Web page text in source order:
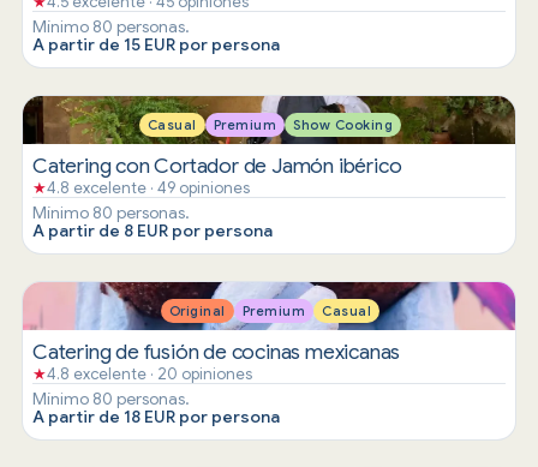
Mínimo 80 personas.
A partir de 15 EUR por persona
Casual Premium Show Cooking
Catering con Cortador de Jamón ibérico
★4.8 excelente · 49 opiniones
Mínimo 80 personas.
A partir de 8 EUR por persona
Original Premium Casual
Catering de fusión de cocinas mexicanas
★4.8 excelente · 20 opiniones
Mínimo 80 personas.
A partir de 18 EUR por persona